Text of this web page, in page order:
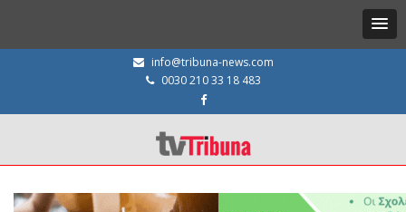
info@tribuna-news.com
0030 210 33 18 483